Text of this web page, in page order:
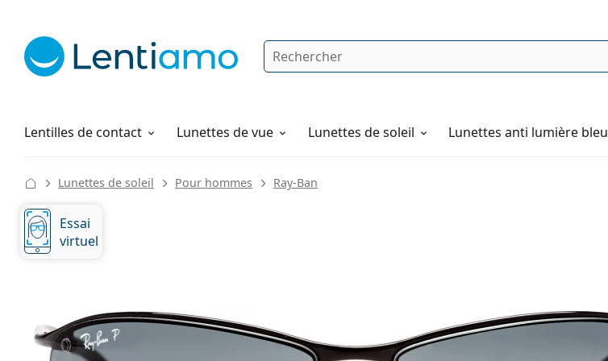
Rechercher
Lentilles de contact
Produits d'entretien Lunettes de vue Lunettes de soleil Lunettes anti lumière
Comment commander
Lunettes de soleil Pour hommes Ray-Ban
Essai
virtuel